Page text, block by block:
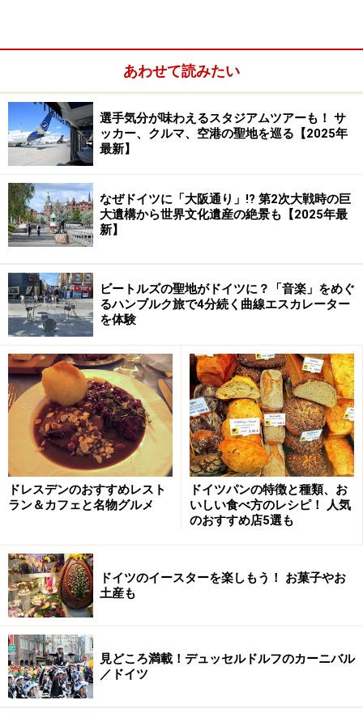
ドイツのコンセントの形状
ドイツのコンセントは丸型が多い。写真はスイッチで電源オ
フできる延長コード
ドイツのコンセント（プラグを挿入される側）は丸く穴
が空いている形状のものがほとんど。ドイツ製電化製品
のプラグには丸型と平べったい形のものがありますが、
写真の延長コードを見ていただくとわかるように、どち
らの形でもさしこめるようになっています。ちなみにこ
のタイプの延長コードはスイッチで電源をオフにできる
ので節電にも役立ちます。
ドイツの電圧と変圧器
ものすごく重い変圧器。デジカメやスマートフォンなど海外
対応の電子機器なら必要ありません
あわせて読みたい
選手気分が味わえるスタジアムツアーも！ サ
ッカー、クルマ、空港の聖地を巡る【2025年
最新】
なぜドイツに「大阪通り」!? 第2次大戦時の巨
大遺構から世界文化遺産の絶景も【2025年最
新】
ビートルズの聖地がドイツに？「音楽」をめぐ
るハンブルク旅で4分続く曲線エスカレーター
を体験
ドレスデンのおすすめレスト
ラン＆カフェと名物グルメ
ドイツパンの特徴と種類、お
いしい食べ方のレシピ！ 人気
のおすすめ店5選も
ドイツのイースターを楽しもう！ お菓子やお
土産も
見どころ満載！デュッセルドルフのカーニバル
／ドイツ